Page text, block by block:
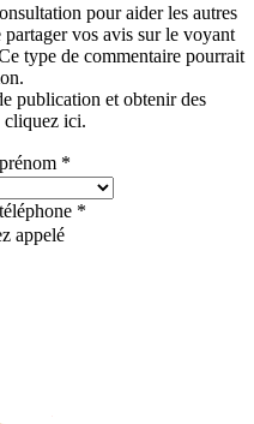
pour aider les autres
vos avis sur le voyant
type de commentaire pourrait
publication et obtenir des
cliquez ici.
*
*
appelé